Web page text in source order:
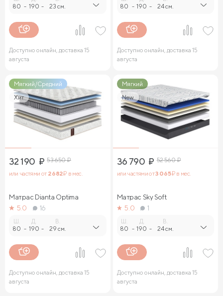
80 - 190 - 23 см.
Доступно онлайн, доставка 15
августа
80 - 190 - 24 см.
Доступно онлайн, доставка 15
августа
Мягкий/Средний
Хит
32 190 ₽ 53 650₽
или частями от 2 682₽ в мес.
Матрас Dianta Optima
5.0
16
80 -
Д.
190 -
В.
29 см.
Доступно онлайн, доставка 15
августа
Мягкий
New
36 790 ₽ 52 560₽
или частями от3 065₽ в мес.
Матрас Sky Soft
5.0
1
80 -
Д.
190 -
В.
24 см.
Доступно онлайн, доставка 15
августа